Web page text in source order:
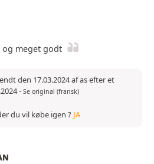
og meget godt
den 17.03.2024 af as efter et
- Se original (fransk)
du vil købe igen ? JA